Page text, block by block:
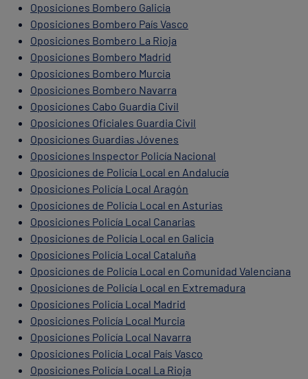
Oposiciones Bombero Galicia
Oposiciones Bombero País Vasco
Oposiciones Bombero La Rioja
Oposiciones Bombero Madrid
Oposiciones Bombero Murcia
Oposiciones Bombero Navarra
Oposiciones Cabo Guardia Civil
Oposiciones Oficiales Guardia Civil
Oposiciones Guardias Jóvenes
Oposiciones Inspector Policía Nacional
Oposiciones de Policía Local en Andalucía
Oposiciones Policía Local Aragón
Oposiciones de Policía Local en Asturias
Oposiciones Policía Local Canarias
Oposiciones de Policía Local en Galicia
Oposiciones Policía Local Cataluña
Oposiciones de Policía Local en Comunidad Valenciana
Oposiciones de Policía Local en Extremadura
Oposiciones Policía Local Madrid
Oposiciones Policía Local Murcia
Oposiciones Policía Local Navarra
Oposiciones Policía Local País Vasco
Oposiciones Policía Local La Rioja